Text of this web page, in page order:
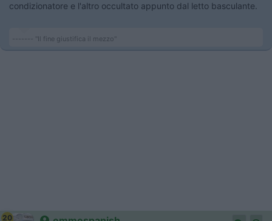
condizionatore e l'altro occultato appunto dal letto basculante.
------- "Il fine giustifica il mezzo"
20